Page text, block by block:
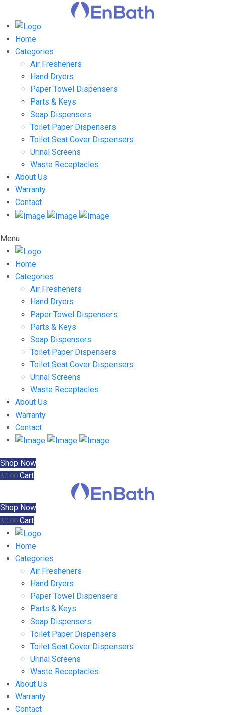
Home
Categories
Air Fresheners
Hand Dryers
Paper Towel Dispensers
Parts & Keys
Soap Dispensers
Toilet Paper Dispensers
Toilet Seat Cover Dispensers
Urinal Screens
Waste Receptacles
About Us
Warranty
Contact
Menu
Home
Categories
Air Fresheners
Hand Dryers
Paper Towel Dispensers
Parts & Keys
Soap Dispensers
Toilet Paper Dispensers
Toilet Seat Cover Dispensers
Urinal Screens
Waste Receptacles
About Us
Warranty
Contact
Shop Now
$0.00 Cart
Shop Now
$0.00 Cart
Home
Categories
Air Fresheners
Hand Dryers
Paper Towel Dispensers
Parts & Keys
Soap Dispensers
Toilet Paper Dispensers
Toilet Seat Cover Dispensers
Urinal Screens
Waste Receptacles
About Us
Warranty
Contact